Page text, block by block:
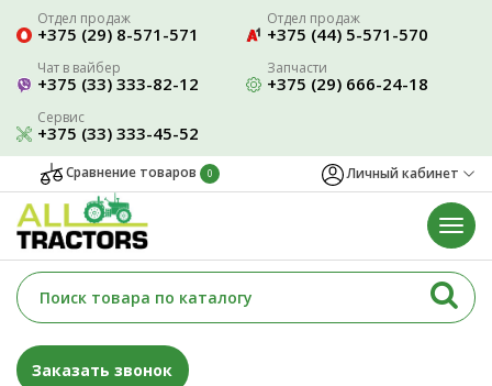
Отдел продаж
+375 (29) 8-571-571
Отдел продаж
+375 (44) 5-571-570
Чат в вайбер
+375 (33) 333-82-12
Запчасти
+375 (29) 666-24-18
Сервис
+375 (33) 333-45-52
Сравнение товаров 0 Личный кабинет
Заказать звонок